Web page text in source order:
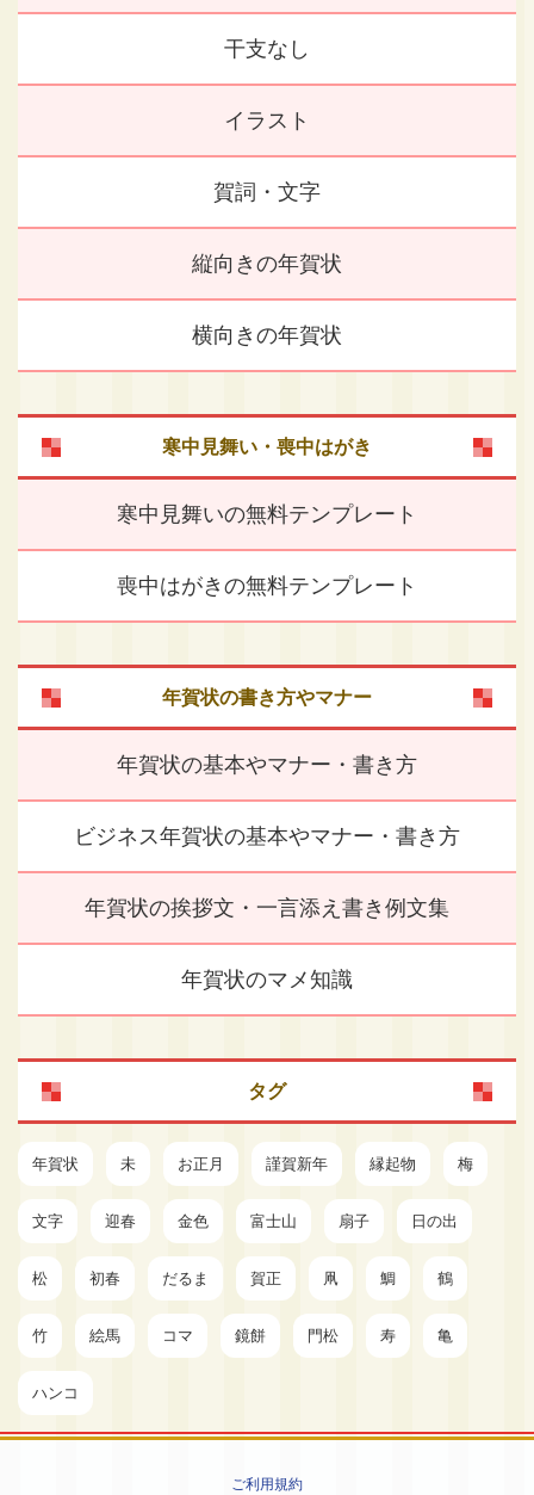
干支なし
イラスト
賀詞・文字
縦向きの年賀状
横向きの年賀状
寒中見舞い・喪中はがき
寒中見舞いの無料テンプレート
喪中はがきの無料テンプレート
年賀状の書き方やマナー
年賀状の基本やマナー・書き方
ビジネス年賀状の基本やマナー・書き方
年賀状の挨拶文・一言添え書き例文集
年賀状のマメ知識
タグ
年賀状 未 お正月 謹賀新年 縁起物 梅
文字 迎春 金色 富士山 扇子 日の出
松 初春 だるま 賀正 凧 鯛 鶴
竹 絵馬 コマ 鏡餅 門松 寿 亀
ハンコ
ご利用規約